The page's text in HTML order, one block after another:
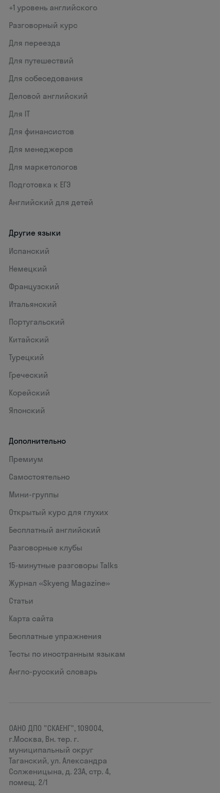
+1 уровень английского
Разговорный курс
Для переезда
Для путешествий
Для собеседования
Деловой английский
Для IT
Для финансистов
Для менеджеров
Для маркетологов
Подготовка к ЕГЭ
Английский для детей
Другие языки
Испанский
Немецкий
Французский
Итальянский
Португальский
Китайский
Турецкий
Греческий
Корейский
Японский
Дополнительно
Премиум
Самостоятельно
Мини-группы
Открытый курс для глухих
Бесплатный английский
Разговорные клубы
15‑минутные разговоры Talks
Журнал «Skyeng Magazine»
Статьи
Карта сайта
Бесплатные упражнения
Тесты по иностранным языкам
Англо-русский словарь
ОАНО ДПО "СКАЕНГ", 109004,
г.Москва, Вн. тер. г.
муниципальный округ
Таганский, ул. Александра
Солженицына, д. 23А, стр. 4,
помещ. 2/1